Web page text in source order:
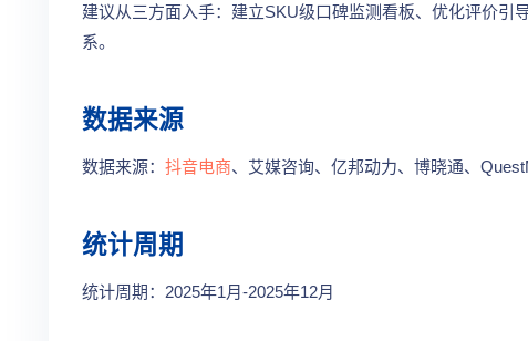
建议从三方面入手：建立SKU级口碑监测看板、优化评价
系。
数据来源
数据来源： 抖音电商、艾媒咨询、亿邦动力、博晓通、
统计周期
统计周期：2025年1月-2025年12月